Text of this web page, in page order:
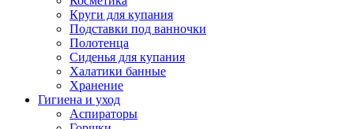
Круги для купания
Подставки под ванночки
Полотенца
Сиденья для купания
Халатики банные
Хранение
Гигиена и уход
Аспираторы